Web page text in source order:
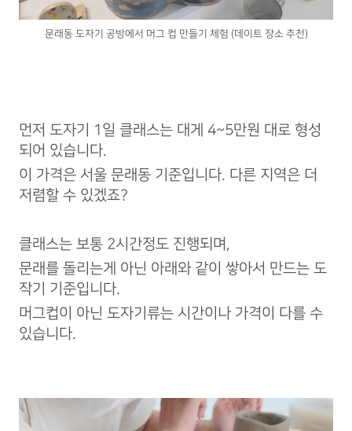
문래동 도자기 공방에서 머그 컵 만들기 체험 (데이트 장소 추천)
먼저 도자기 1일 클래스는 대게 4~5만원 대로 형성
되어 있습니다.
이 가격은 서울 문래동 기준입니다. 다른 지역은 더
저렴할 수 있겠죠?
클래스는 보통 2시간정도 진행되며,
문래를 돌리는게 아닌 아래와 같이 쌓아서 만드는 도
작기 기준입니다.
머그컵이 아닌 도자기류는 시간이나 가격이 다를 수
있습니다.